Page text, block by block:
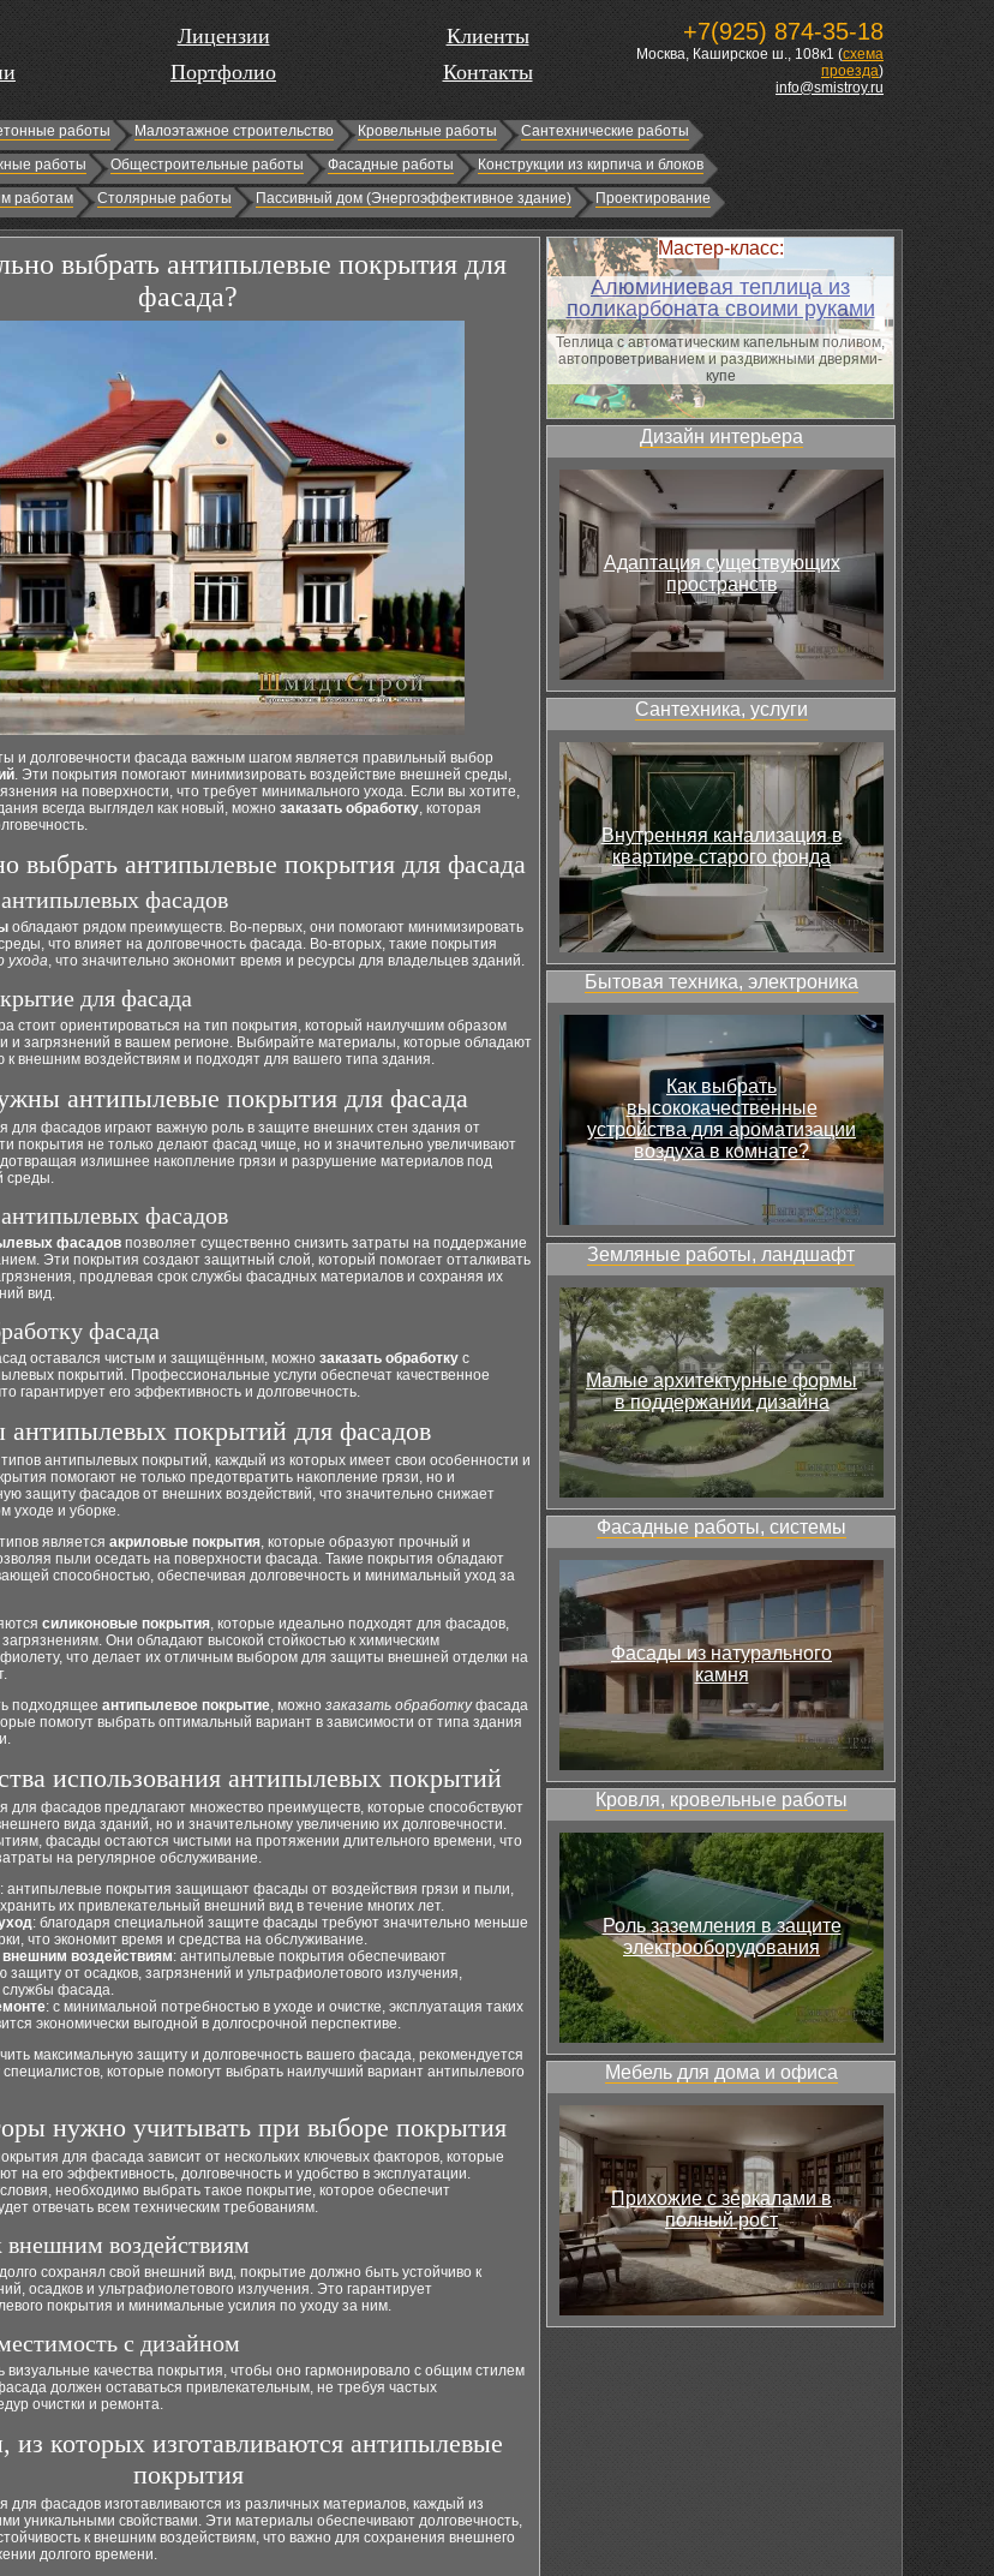
Лицензии
Портфолио
Клиенты
Контакты
+7(925) 874-35-18
Москва, Каширское ш., 108к1 (схема
проезда)
info@smistroy.ru
работы Малоэтажное строительство Кровельные работы
Сантехнические работы
работы Общестроительные работы Фасадные работы
Конструкции из кирпича и блоков
работам Столярные работы Пассивный дом (Энергоэффективное здание) Проектирование
выбрать антипылевые покрытия для
фасада?
и долговечности фасада важным шагом является правильный выбор
. Эти покрытия помогают минимизировать воздействие внешней среды,
на поверхности, что требует минимального ухода. Если вы хотите,
всегда выглядел как новый, можно заказать обработку, которая
выбрать антипылевые покрытия для фасада
фасадов
обладают рядом преимуществ. Во-первых, они помогают минимизировать
что влияет на долговечность фасада. Во-вторых, такие покрытия
ухода, что значительно экономит время и ресурсы для владельцев зданий.
для фасада
стоит ориентироваться на тип покрытия, который наилучшим образом
и загрязнений в вашем регионе. Выбирайте материалы, которые обладают
к внешним воздействиям и подходят для вашего типа здания.
антипылевые покрытия для фасада
для фасадов играют важную роль в защите внешних стен здания от
покрытия не только делают фасад чище, но и значительно увеличивают
излишнее накопление грязи и разрушение материалов под
среды.
фасадов
фасадов позволяет существенно снизить затраты на поддержание
Эти покрытия создают защитный слой, который помогает отталкивать
продлевая срок службы фасадных материалов и сохраняя их
вид.
фасада
оставался чистым и защищённым, можно заказать обработку с
покрытий. Профессиональные услуги обеспечат качественное
гарантирует его эффективность и долговечность.
антипылевых покрытий для фасадов
антипылевых покрытий, каждый из которых имеет свои особенности и
помогают не только предотвратить накопление грязи, но и
защиту фасадов от внешних воздействий, что значительно снижает
уходе и уборке.
является акриловые покрытия, которые образуют прочный и
пыли оседать на поверхности фасада. Такие покрытия обладают
способностью, обеспечивая долговечность и минимальный уход за
силиконовые покрытия, которые идеально подходят для фасадов,
Они обладают высокой стойкостью к химическим
что делает их отличным выбором для защиты внешней отделки на
подходящее антипылевое покрытие, можно заказать обработкуфасада
помогут выбрать оптимальный вариант в зависимости от типа здания
использования антипылевых покрытий
для фасадов предлагают множество преимуществ, которые способствуют
вида зданий, но и значительному увеличению их долговечности.
фасады остаются чистыми на протяжении длительного времени, что
на регулярное обслуживание.
: антипылевые покрытия защищают фасады от воздействия грязи и пыли,
их привлекательный внешний вид в течение многих лет.
: благодаря специальной защите фасады требуют значительно меньше
что экономит время и средства на обслуживание.
внешним воздействиям: антипылевые покрытия обеспечивают
защиту от осадков, загрязнений и ультрафиолетового излучения,
службы фасада.
: с минимальной потребностью в уходе и очистке, эксплуатация таких
экономически выгодной в долгосрочной перспективе.
максимальную защиту и долговечность вашего фасада, рекомендуется
которые помогут выбрать наилучший вариант антипылевого
нужно учитывать при выборе покрытия
для фасада зависит от нескольких ключевых факторов, которые
на его эффективность, долговечность и удобство в эксплуатации.
необходимо выбрать такое покрытие, которое обеспечит
отвечать всем техническим требованиям.
внешним воздействиям
сохранял свой внешний вид, покрытие должно быть устойчиво к
осадков и ультрафиолетового излучения. Это гарантирует
покрытия и минимальные усилия по уходу за ним.
с дизайном
визуальные качества покрытия, чтобы оно гармонировало с общим стилем
должен оставаться привлекательным, не требуя частых
очистки и ремонта.
из которых изготавливаются антипылевые
покрытия
для фасадов изготавливаются из различных материалов, каждый из
уникальными свойствами. Эти материалы обеспечивают долговечность,
к внешним воздействиям, что важно для сохранения внешнего
долгого времени.
Мастер-класс:
Алюминиевая теплица из
поликарбоната своими руками
Теплица с автоматическим капельным поливом,
автопроветриванием и раздвижными дверями-
купе
Дизайн интерьера
Адаптация существующих
пространств
Сантехника, услуги
Внутренняя канализация в
квартире старого фонда
Бытовая техника, электроника
Как выбрать
высококачественные
устройства для ароматизации
воздуха в комнате?
Земляные работы, ландшафт
Малые архитектурные формы
в поддержании дизайна
Фасадные работы, системы
Фасады из натурального
камня
Кровля, кровельные работы
Роль заземления в защите
электрооборудования
Мебель для дома и офиса
Прихожие с зеркалами в
полный рост